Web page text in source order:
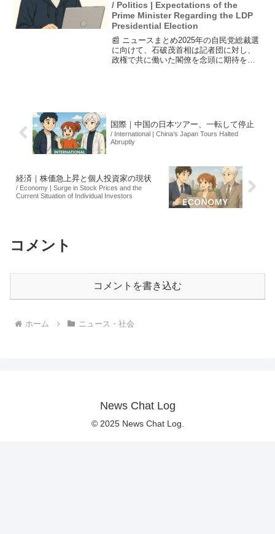
/ Politics | Expectations of the
Prime Minister Regarding the LDP
Presidential Election
📰 ニュースまとめ2025年の自民党総裁選
に向けて、石破茂首相は記者団に対し、
政権で共に働いた閣僚を念頭に期待を寄
国際｜中国の日本ツアー、一転して停止
/ International | China’s Japan Tours Halted
Abruptly
経済｜株価急上昇と個人投資家の現状
/ Economy | Surge in Stock Prices and the
Current Situation of Individual Investors
コメント
コメントを書き込む
ホーム ニュース・社会
News Chat Log
© 2025 News Chat Log.